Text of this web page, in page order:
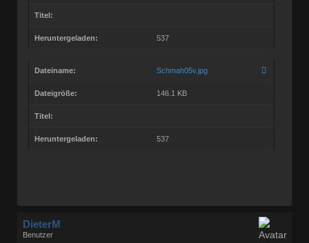
Titel:
Heruntergeladen: 537
Dateiname: Schmah05v.jpg
Dateigröße: 146.1 KB
Titel:
Heruntergeladen: 537
DieterM
Benutzer